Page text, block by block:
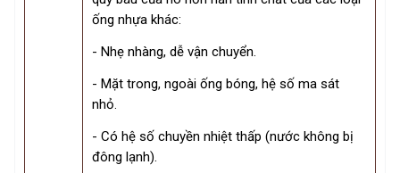
ống nhựa khác:
- Nhẹ nhàng, dễ vận chuyển.
- Mặt trong, ngoài ống bóng, hệ số ma sát
nhỏ.
- Có hệ số chuyền nhiệt thấp (nước không bị
đông lạnh).